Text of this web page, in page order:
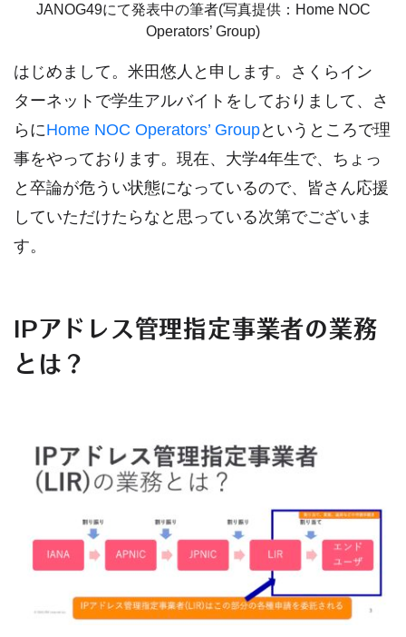
JANOG49にて発表中の筆者(写真提供：Home NOC
Operators’ Group)
はじめまして。米田悠人と申します。さくらイン
ターネットで学生アルバイトをしておりまして、さ
らにHome NOC Operators’ Groupというところで理
事をやっております。現在、大学4年生で、ちょっ
と卒論が危うい状態になっているので、皆さん応援
していただけたらなと思っている次第でございま
す。
IPアドレス管理指定事業者の業務
とは？